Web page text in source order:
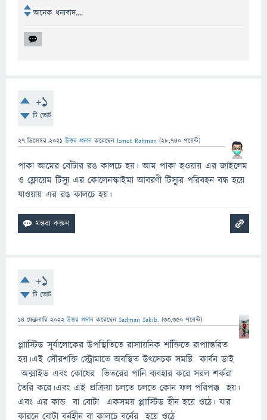
অনেক ধন্যবাদ....
+1
টি ভোট
27 ডিসেম্বর 2021 উত্তর প্রদান করেছেন Ismot Rahman (28,740 পয়েন্ট)
পাকা আমের বোঁটার রঙ কালচে হয়। আম পাকা হওয়ায় এর জাইলেম
ও ফ্লোয়েম টিস্যু এর কোলেনস্কাইমা আবরণী টিস্যু্র পরিবহন বন্ধ হয়ে
যাওয়ায় এর রঙ কালচে হয়।
+1
টি ভোট
14 ফেব্রুয়ারি 2022 উত্তর প্রদান করেছেন Sadman Sakib. (33,350 পয়েন্ট)
প্লাাস্টিড সূর্যালোকের উপস্থিতিতে রাসাায়নিক শক্তিিতে রূপাান্তরিত
হয়।এই সৌরশক্তি স্ট্রোমাতে অবস্থিত উৎসেচক সমষ্টি কার্বন ডাই
অক্সাইড এবং কোষের ভিতরের পানি ব্যবহার করে সরল শর্করা
তৈরি করে।এবং এই প্রক্রিয়া চলতে চলতে কোন ফল পরিপক্ক হয়।
এবং এর কান্ড বা বোটা একসময় প্লাাস্টিড হীন হয়ে ওঠে। যার
কারনে বোটা বর্নহীন বা কালচে বর্নের হয়ে ওঠে